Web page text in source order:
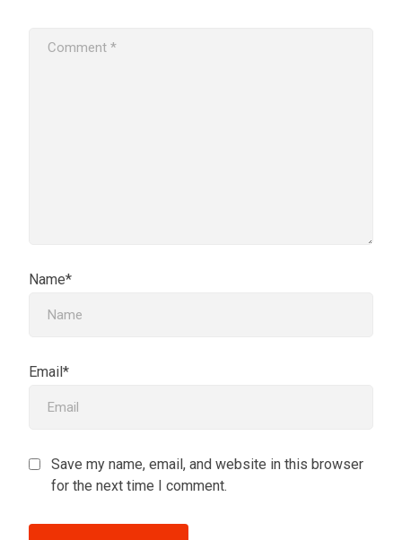
Name*
Email*
Save my name, email, and website in this browser
for the next time I comment.